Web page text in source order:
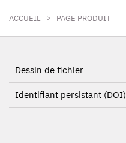
ACCUEIL > PAGE PRODUIT
Dessin de fichier
Identifiant persistant (DOI)